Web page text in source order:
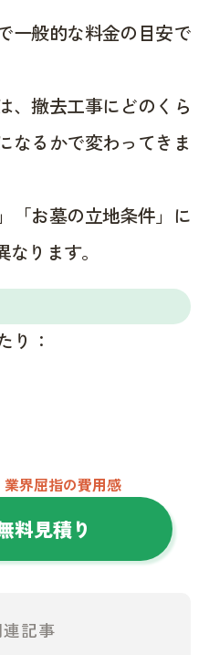
一般的な料金の目安で
、撤去工事にどのくら
なるかで変わってきま
「お墓の立地条件」に
ります。
り：
界屈指の費用感
料見積り
記事